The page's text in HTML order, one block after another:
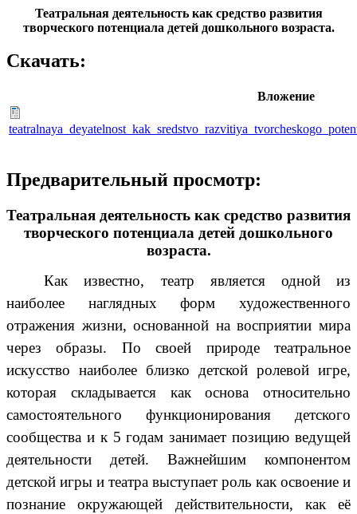
Театральная деятельность как средство развития
творческого потенциала детей дошкольного возраста.
Скачать:
Вложение
Предварительный просмотр:
Театральная деятельность как средство развития
творческого потенциала детей дошкольного
возраста.
Как известно, театр является одной из
наиболее наглядных форм художественного
отражения жизни, основанной на восприятии мира
через образы. По своей природе театральное
искусство наиболее близко детской ролевой игре,
которая складывается как основа относительно
самостоятельного функционирования детского
сообщества и к 5 годам занимает позицию ведущей
деятельности детей. Важнейшим компонентом
детской игры и театра выступает роль как освоение и
познание окружающей действительности, как её